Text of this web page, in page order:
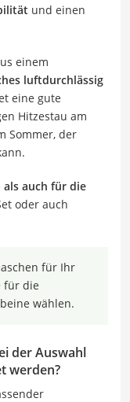
und einen
einem
luftdurchlässig
eine gute
Hitzestau am
Sommer, der
als auch für die
oder auch
für Ihr
für die
wählen.
der Auswahl
werden?